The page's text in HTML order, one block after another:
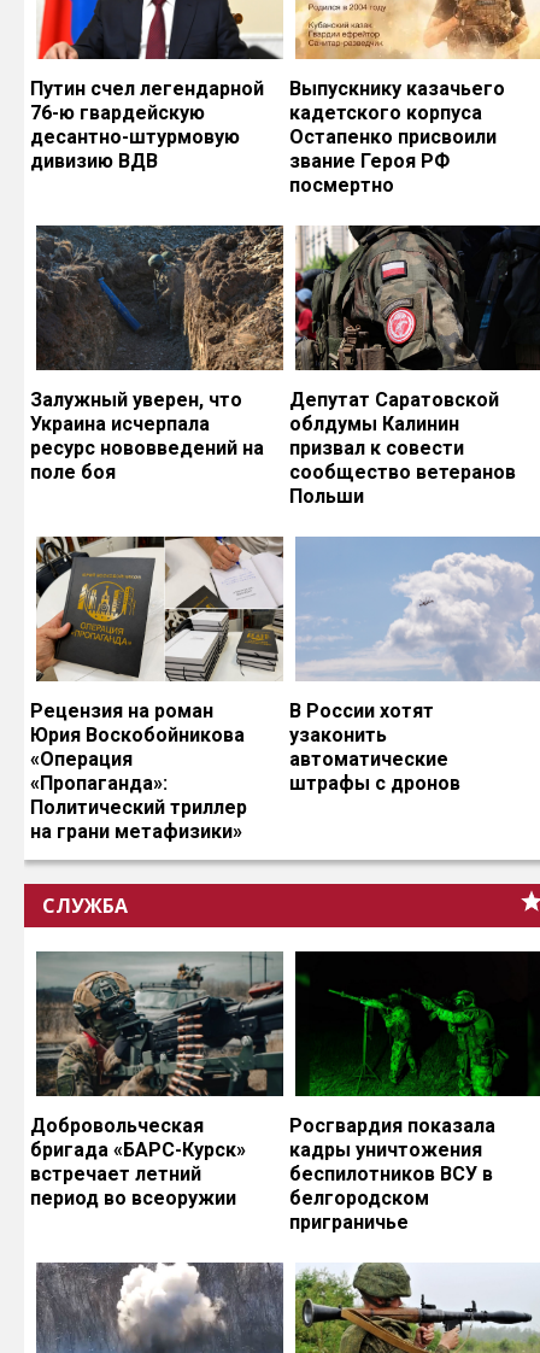
Путин счел легендарной
76-ю гвардейскую
десантно-штурмовую
дивизию ВДВ
Выпускнику казачьего
кадетского корпуса
Остапенко присвоили
звание Героя РФ
посмертно
Залужный уверен, что
Украина исчерпала
ресурс нововведений на
поле боя
Депутат Саратовской
облдумы Калинин
призвал к совести
сообщество ветеранов
Польши
Рецензия на роман
Юрия Воскобойникова
«Операция
«Пропаганда»:
Политический триллер
на грани метафизики»
В России хотят
узаконить
автоматические
штрафы с дронов
СЛУЖБА
Добровольческая
бригада «БАРС-Курск»
встречает летний
период во всеоружии
Росгвардия показала
кадры уничтожения
беспилотников ВСУ в
белгородском
приграничье